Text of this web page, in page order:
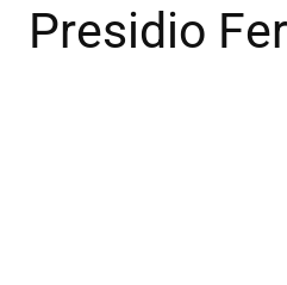
Presidio